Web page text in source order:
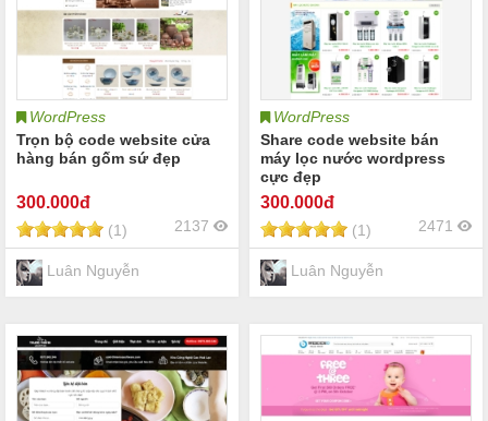
WordPress
Trọn bộ code website cửa
hàng bán gốm sứ đẹp
300.000đ
(1) 2137
Luân Nguyễn
WordPress
Share code website bán
máy lọc nước wordpress
cực đẹp
300.000đ
(1) 2471
Luân Nguyễn